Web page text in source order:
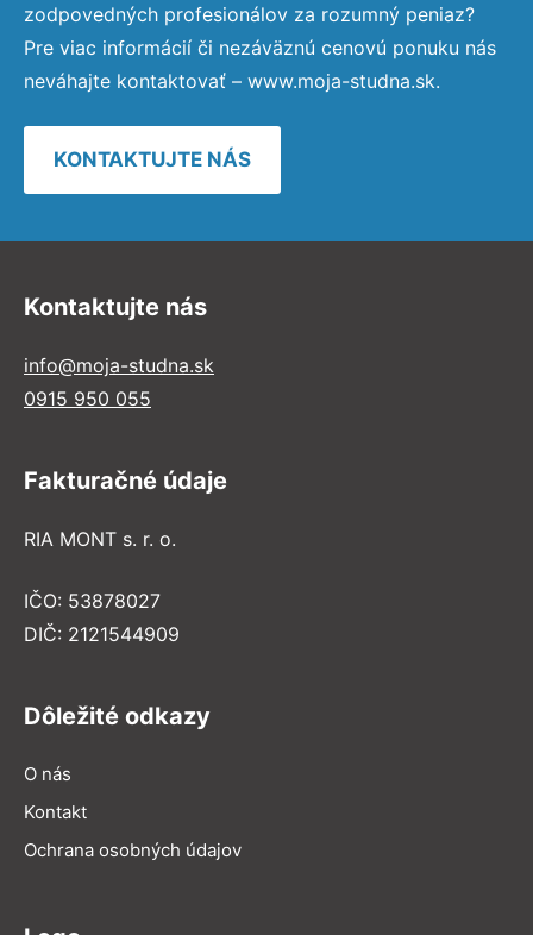
zodpovedných profesionálov za rozumný peniaz?
Pre viac informácií či nezáväznú cenovú ponuku nás
neváhajte kontaktovať – www.moja-studna.sk.
KONTAKTUJTE NÁS
Kontaktujte nás
info@moja-studna.sk
0915 950 055
Fakturačné údaje
RIA MONT s. r. o.
IČO: 53878027
DIČ: 2121544909
Dôležité odkazy
O nás
Kontakt
Ochrana osobných údajov